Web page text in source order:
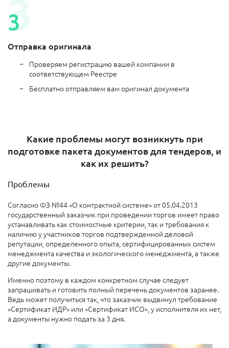
Отправка оригинала
Проверяем регистрацию вашей компании в
соответствующем Реестре
Бесплатно отправляем вам оригинал документа
Какие проблемы могут возникнуть при
подготовке пакета документов для тендеров, и
как их решить?
Проблемы
Согласно ФЗ №44 «О контрактной системе» от 05.04.2013
государственный заказчик при проведении торгов имеет право
устанавливать как стоимостные критерии, так и требования к
наличию у участников торгов подтвержденной деловой
репутации, определенного опыта, сертифицированных систем
менеджмента качества и экологического менеджмента, а также
другие документы.
Именно поэтому в каждом конкретном случае следует
запрашивать и готовить полный перечень документов заранее.
Ведь может получиться так, что заказчик выдвинул требование
«Сертификат ИДР» или «Сертификат ИСО», у исполнителя их нет,
а документы нужно подать за 3 дня.